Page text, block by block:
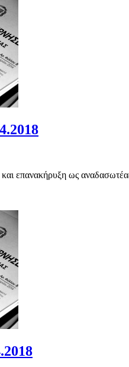
επανακήρυξη ως